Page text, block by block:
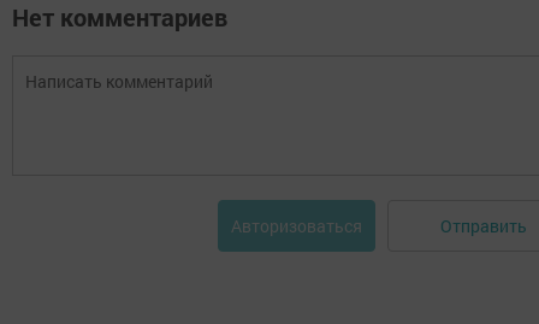
Нет комментариев
Авторизоваться Отправить